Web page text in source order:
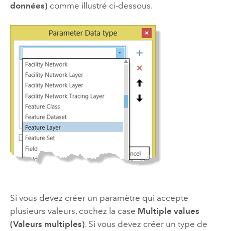
données) comme illustré ci-dessous.
Si vous devez créer un paramètre qui accepte
plusieurs valeurs, cochez la case Multiple values
(Valeurs multiples). Si vous devez créer un type de